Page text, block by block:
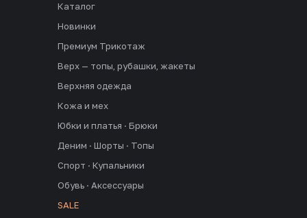
Каталог
Новинки
Премиум Трикотаж
Верх — топы, рубашки, жакеты
Верхняя одежда
Кожа и мех
Юбки и платья · Брюки
Деним · Шорты · Топы
Спорт · Купальники
Обувь · Аксессуары
SALE